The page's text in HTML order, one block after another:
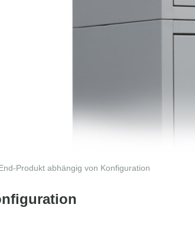
Produkt abhängig von Konfiguration